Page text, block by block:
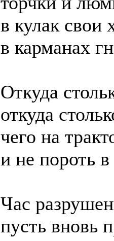
в кулак свои
в карманах
Откуда
откуда
чего на
и не пороть
Час
пусть вновь